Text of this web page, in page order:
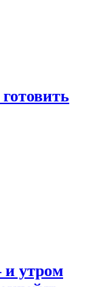
утром